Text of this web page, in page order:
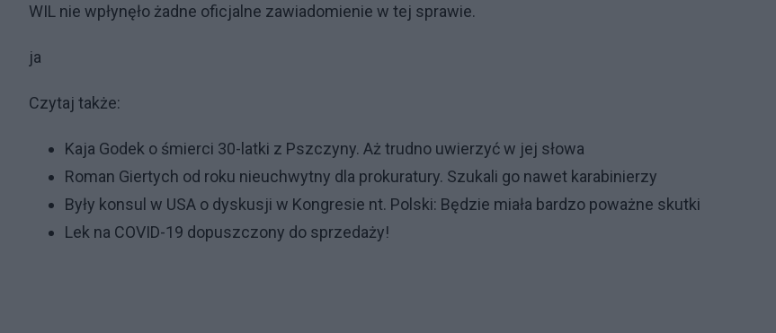
WIL nie wpłynęło żadne oficjalne zawiadomienie w tej sprawie.
ja
Czytaj także:
Kaja Godek o śmierci 30-latki z Pszczyny. Aż trudno uwierzyć w jej słowa
Roman Giertych od roku nieuchwytny dla prokuratury. Szukali go nawet karabinierzy
Były konsul w USA o dyskusji w Kongresie nt. Polski: Będzie miała bardzo poważne skutki
Lek na COVID-19 dopuszczony do sprzedaży!